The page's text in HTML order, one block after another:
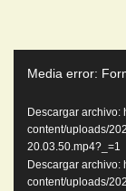
video
Media error:
Descargar archivo:
content/uploads/
20.03.50.mp4?_=1
Descargar archivo:
content/uploads/